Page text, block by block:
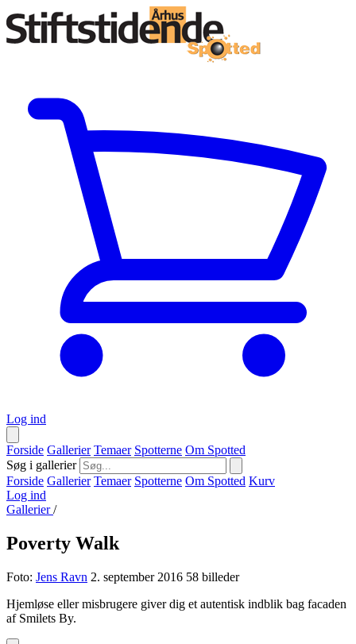
Log ind
Forside Gallerier Temaer Spotterne Om Spotted
Søg i gallerier
Forside Gallerier Temaer Spotterne Om Spotted Kurv
Log ind
Gallerier/
Poverty Walk
Foto: Jens Ravn 2. september 2016 58 billeder
Hjemløse eller misbrugere giver dig et autentisk indblik bag facaden
af Smilets By.